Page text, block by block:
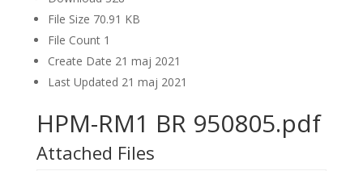
File Size 70.91 KB
File Count 1
Create Date 21 maj 2021
Last Updated 21 maj 2021
HPM-RM1 BR 950805.pdf
Attached Files